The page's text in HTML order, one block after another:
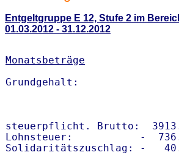
Entgeltgruppe E 12, Stufe 2 im
01.03.2012 - 31.12.2012
Monatsbeträge
steuerpflicht. Brutto:
Lohnsteuer:           -
Solidaritätszuschlag: -